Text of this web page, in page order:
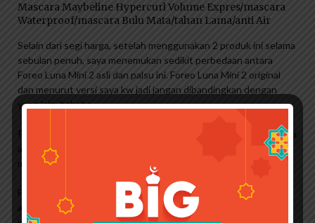
Mascara Maybeline Hypercurl Volume Expres/mascara
Waterproof/mascara Bulu Mata/tahan Lama/anti Air
Selain dari segi harga, setelah menggunakan 2 produk ini selama
sebulan penuh, saya menemukan sedikit perbedaan antara
Foreo Luna Mini 2 asli dan palsu ini. Foreo Luna Mini 2 original
dan menurut versi saya kw jadi jangan dibandingkan dengan
yang lain..hahaha
Perubahan pertama yang kami perhatikan untuk pertama kalinya
adalah kemasannya. Pola Foreo besar, Anda pasti akan
menemukan perbedaannya.
Foreo Luna Mini 2 Original menggunakan tinta berwarna abu-
abu untuk tulisan sedangkan Luna mini 2 memiliki tulisan yang